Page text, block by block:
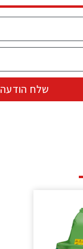
שלח הודעה